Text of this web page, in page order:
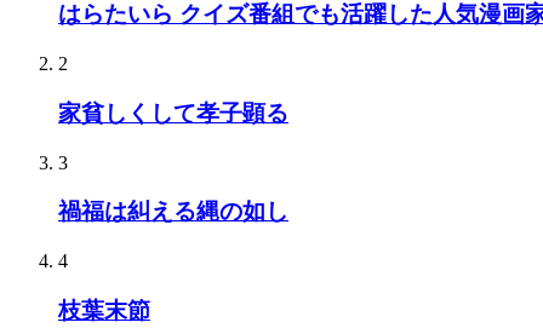
はらたいら クイズ番組でも活躍した人気漫画
2
家貧しくして孝子顕る
3
禍福は糾える縄の如し
4
枝葉末節